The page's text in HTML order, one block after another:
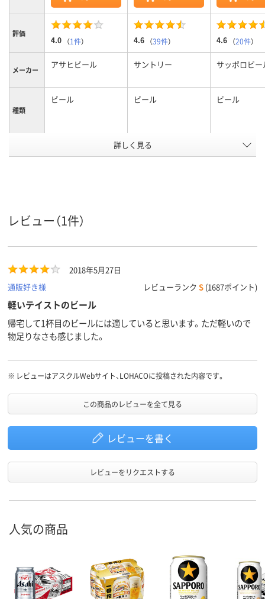
評価
4.0 （1件） 4.6 （39件） 4.6 （20件）
メーカー アサヒビール サントリー サッポロビー
種類
ビール ビール ビール
4～8％未満 4～8％未満
詳しく見る
レビュー（1件）
2018年5月27日
通販好き様
レビューランク S (1687ポイント)
軽いテイストのビール
帰宅して1杯目のビールには適していると思います。ただ軽いので
物足りなさも感じました。
※ レビューはアスクルWebサイト、LOHACOに投稿された内容です。
この商品のレビューを全て見る
レビューを書く
レビューをリクエストする
人気の商品